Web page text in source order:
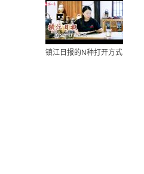
镇江日报的N种打开方式